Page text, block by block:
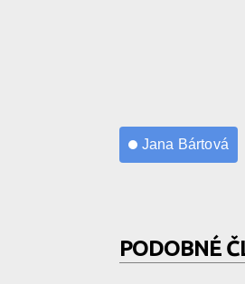
Jana Bártová
PODOBNÉ